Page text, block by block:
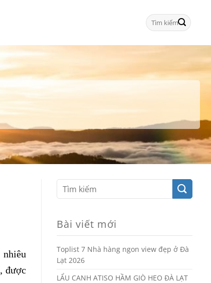
Tìm
kiếm:
nhiêu
được
Bài viết mới
Toplist 7 Nhà hàng ngon view đẹp ở Đà
Lạt 2026
LẨU CANH ATISO HẦM GIÒ HEO ĐÀ LẠT